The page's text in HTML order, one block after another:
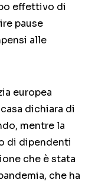
effettivo di
pause
alle
europea
dichiara di
mentre la
di dipendenti
che è stata
che ha